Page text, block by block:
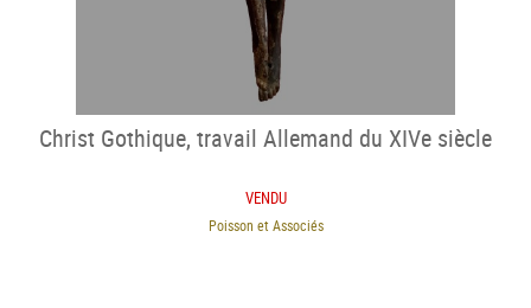
Christ Gothique, travail Allemand du XIVe siècle
VENDU
Poisson et Associés